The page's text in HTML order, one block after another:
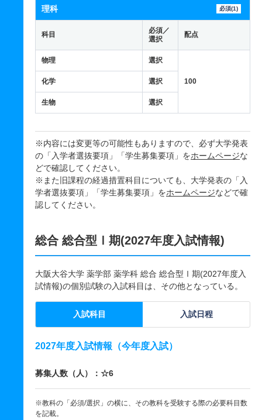
理科 必須(1)
科目
必須／
選択
配点
物理 選択
100
化学 選択
生物 選択
※内容には変更等の可能性もありますので、必ず大学発表
の「入学者選抜要項」「学生募集要項」をホームページな
どで確認してください。
※また旧課程の経過措置科目についても、大学発表の「入
学者選抜要項」「学生募集要項」をホームページなどで確
認してください。
総合 総合型Ⅰ期(2027年度入試情報)
大阪大谷大学 薬学部 薬学科 総合 総合型Ⅰ期(2027年度入
試情報)の個別試験の入試科目は、その他となっている。
入試科目 入試日程
2027年度入試情報（今年度入試）
募集人数（人）：☆6
※教科の「必須/選択」の横に、その教科を受験する際の必要科目数
を記載。